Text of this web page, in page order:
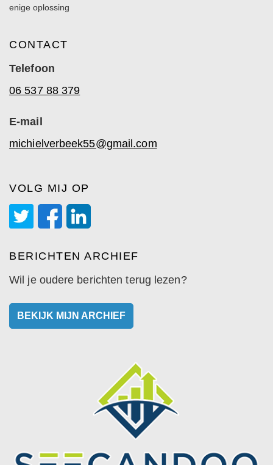
enige oplossing
CONTACT
Telefoon
06 537 88 379
E-mail
michielverbeek55@gmail.com
VOLG MIJ OP
BERICHTEN ARCHIEF
Wil je oudere berichten terug lezen?
BEKIJK MIJN ARCHIEF